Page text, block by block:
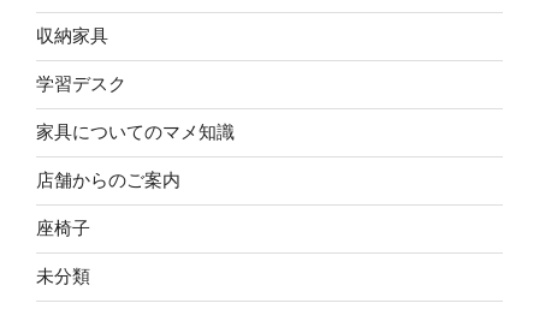
収納家具
学習デスク
家具についてのマメ知識
店舗からのご案内
座椅子
未分類